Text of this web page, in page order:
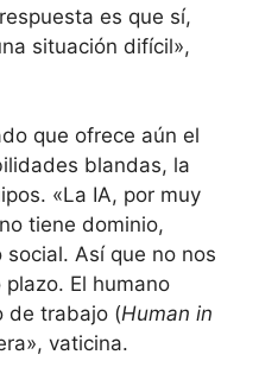
es que sí,
situación difícil»,
que ofrece aún el
blandas, la
«La IA, por muy
tiene dominio,
Así que no nos
El humano
de trabajo (Human in
vaticina.